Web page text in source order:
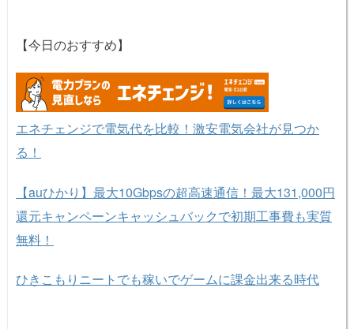
【今日のおすすめ】
エネチェンジで電気代を比較！激安電気会社が見つか
る！
【auひかり】最大10Gbpsの超高速通信！最大131,000円
還元キャンペーンキャッシュバックで初期工事費も実質
無料！
ひきこもりニートでも稼いでゲームに課金出来る時代